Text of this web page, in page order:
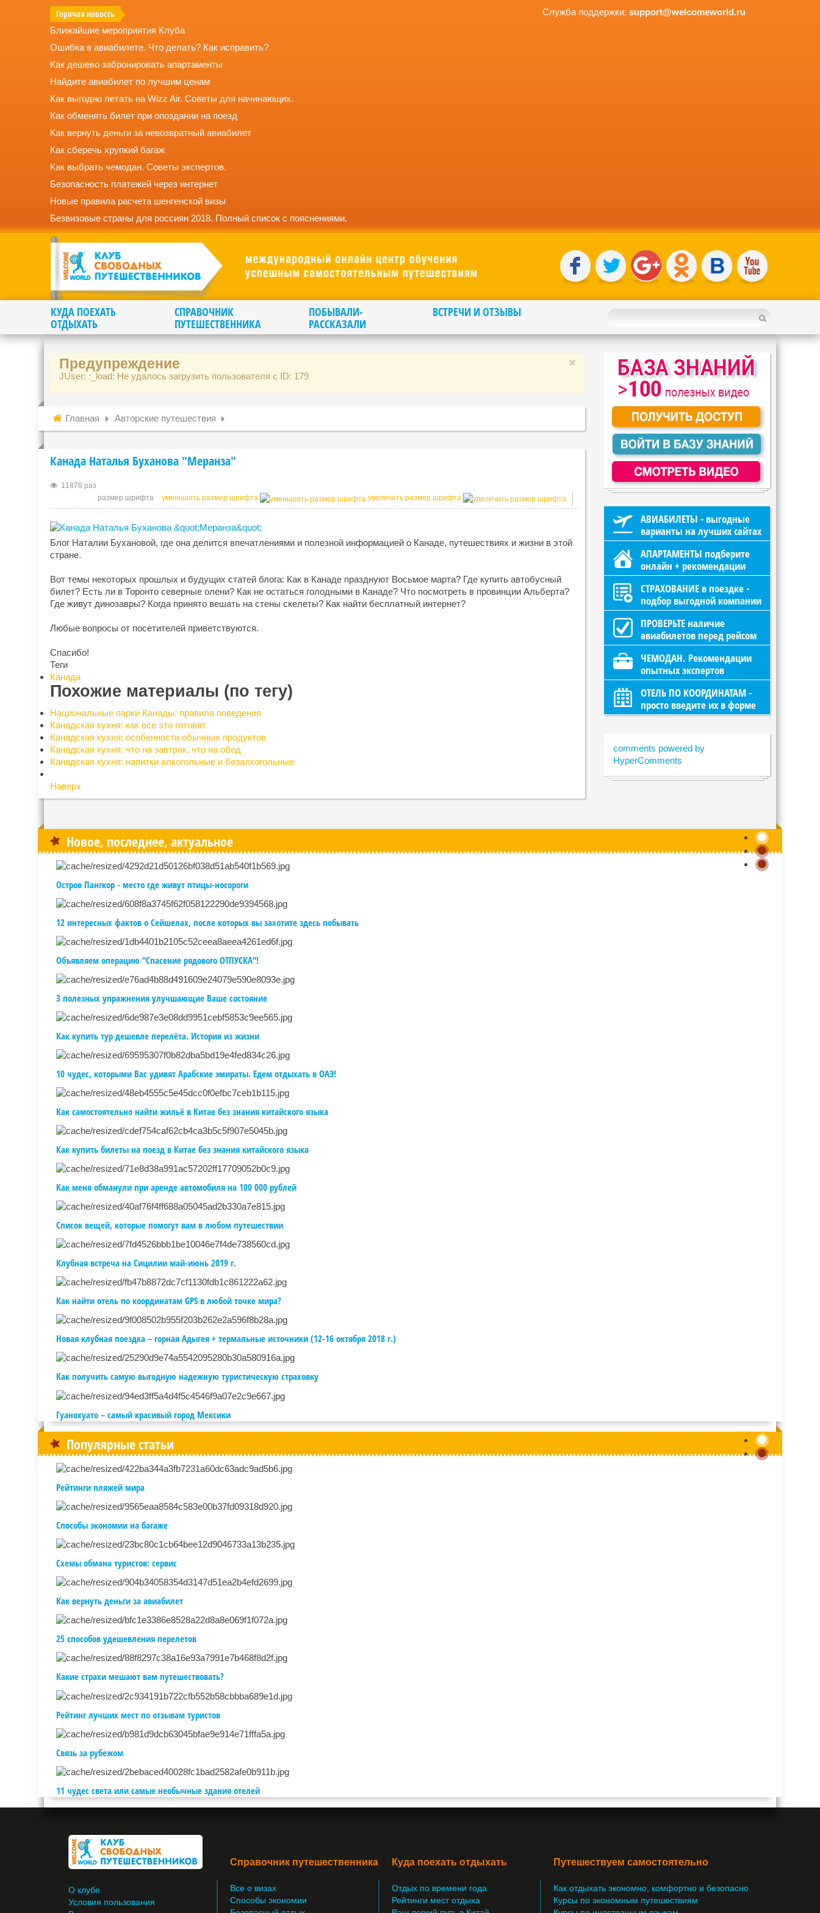
Горячая новость
Ближайшие мероприятия Клуба
Ошибка в авиабилете. Что делать? Как исправить?
Как дешево забронировать апартаменты
Найдите авиабилет по лучшим ценам
Как выгодно летать на Wizz Air. Советы для начинающих.
Как обменять билет при опоздании на поезд
Как вернуть деньги за невозвратный авиабилет
Как сберечь хрупкий багаж
Как выбрать чемодан. Советы экспертов.
Безопасность платежей через интернет
Новые правила расчета шенгенской визы
Безвизовые страны для россиян 2018. Полный список с пояснениями.
Служба поддержки: support@welcomeworld.ru
КУДА ПОЕХАТЬ
ОТДЫХАТЬ
СПРАВОЧНИК
ПУТЕШЕСТВЕННИКА
ПОБЫВАЛИ-
РАССКАЗАЛИ
ВСТРЕЧИ И ОТЗЫВЫ
×
Предупреждение
JUser: :_load: Не удалось загрузить пользователя с ID: 179
Главная Авторские путешествия
Канада Наталья Буханова "Меранза"
11878 раз
размер шрифта
уменьшить размер шрифта увеличить размер шрифта
Блог Наталии Бухановой, где она делится впечатлениями и полезной информацией о Канаде, путешествиях и жизни в этой
стране.
Вот темы некоторых прошлых и будущих статей блога: Как в Канаде празднуют Восьмое марта? Где купить автобусный
билет? Есть ли в Торонто северные олени? Как не остаться голодными в Канаде? Что посмотреть в провинции Альберта?
Где живут динозавры? Когда принято вешать на стены скелеты? Как найти бесплатный интернет?
Любые вопросы от посетителей приветствуются.
Спасибо!
Теги
Канада
Похожие материалы (по тегу)
Национальные парки Канады: правила поведения
Канадская кухня: как все это готовят
Канадская кухня: особенности обычных продуктов
Канадская кухня: что на завтрак, что на обед
Канадская кухня: напитки алкогольные и безалкогольные
Наверх
АВИАБИЛЕТЫ - выгодные
варианты на лучших сайтах
АПАРТАМЕНТЫ подберите
онлайн + рекомендации
СТРАХОВАНИЕ в поездке -
подбор выгодной компании
ПРОВЕРЬТЕ наличие
авиабилетов перед рейсом
ЧЕМОДАН. Рекомендации
опытных экспертов
ОТЕЛЬ ПО КООРДИНАТАМ -
просто введите их в форме
comments powered by
HyperComments
Новое, последнее, актуальное
Остров Пангкор - место где живут птицы-носороги
12 интересных фактов о Сейшелах, после которых вы захотите здесь побывать
Объявляем операцию “Спасение рядового ОТПУСКА”!
3 полезных упражнения улучшающие Ваше состояние
Как купить тур дешевле перелёта. История из жизни
10 чудес, которыми Вас удивят Арабские эмираты. Едем отдыхать в ОАЭ!
Как самостоятельно найти жильё в Китае без знания китайского языка
Как купить билеты на поезд в Китае без знания китайского языка
Как меня обманули при аренде автомобиля на 100 000 рублей
Список вещей, которые помогут вам в любом путешествии
Клубная встреча на Сицилии май-июнь 2019 г.
Как найти отель по координатам GPS в любой точке мира?
Новая клубная поездка – горная Адыгея + термальные источники (12-16 октября 2018 г.)
Как получить самую выгодную надежную туристическую страховку
Гуанохуато – самый красивый город Мексики
Популярные статьи
Рейтинги пляжей мира
Способы экономии на багаже
Схемы обмана туристов: сервис
Как вернуть деньги за авиабилет
25 способов удешевления перелетов
Какие страхи мешают вам путешествовать?
Рейтинг лучших мест по отзывам туристов
Связь за рубежом
11 чудес света или самые необычные здания отелей
О клубе
Условия пользования
Справочник путешественника
Все о визах
Способы экономии
Куда поехать отдыхать
Отдых по времени года
Рейтинги мест отдыха
Путешествуем самостоятельно
Как отдыхать экономно, комфортно и безопасно
Курсы по экономным путешествиям